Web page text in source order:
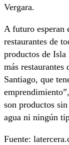
Vergara.
A futuro esperan
restaurantes de
productos de
más restaurantes
Santiago, que
son productos
agua ni ningún
Fuente: